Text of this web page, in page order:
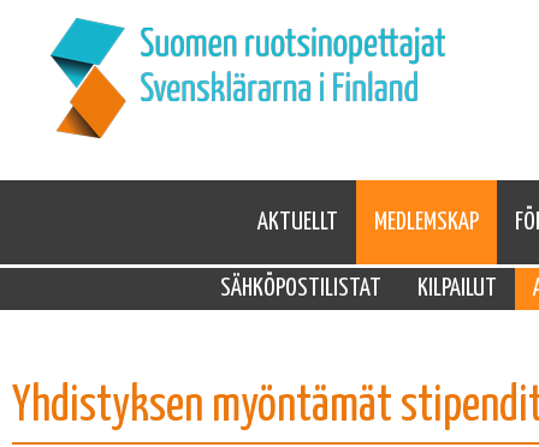
AKTUELLT MEDLEMSKAP
SÄHKÖPOSTILISTAT KILPAILUT
Yhdistyksen myöntämät